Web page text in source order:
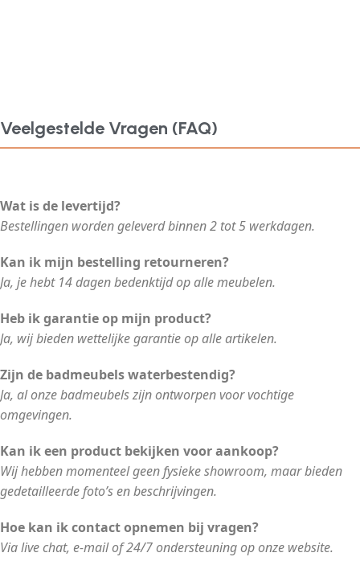
Veelgestelde Vragen (FAQ)
Wat is de levertijd?
Bestellingen worden geleverd binnen 2 tot 5 werkdagen.
Kan ik mijn bestelling retourneren?
Ja, je hebt 14 dagen bedenktijd op alle meubelen.
Heb ik garantie op mijn product?
Ja, wij bieden wettelijke garantie op alle artikelen.
Zijn de badmeubels waterbestendig?
Ja, al onze badmeubels zijn ontworpen voor vochtige
omgevingen.
Kan ik een product bekijken voor aankoop?
Wij hebben momenteel geen fysieke showroom, maar bieden
gedetailleerde foto’s en beschrijvingen.
Hoe kan ik contact opnemen bij vragen?
Via live chat, e-mail of 24/7 ondersteuning op onze website.